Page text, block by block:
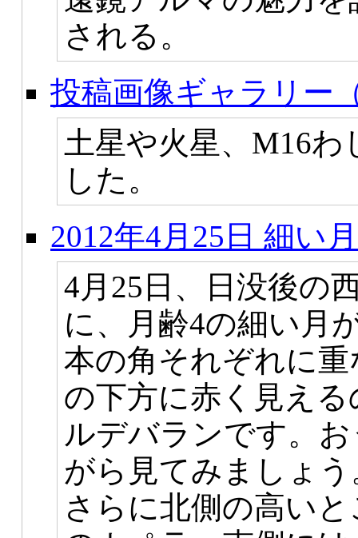
される。
投稿画像ギャラリー
土星や火星、M16
した。
2012年4月25日 細い
4月25日、日没後の
に、月齢4の細い月
本の角それぞれに
の下方に赤く見え
ルデバランです。
がら見てみましょう
さらに北側の高い